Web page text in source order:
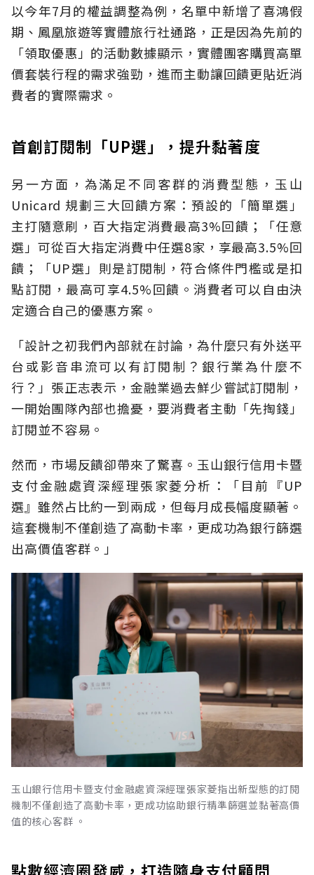
以今年7月的權益調整為例，名單中新增了喜鴻假
期、鳳凰旅遊等實體旅行社通路，正是因為先前的
「領取優惠」的活動數據顯示，實體團客購買高單
價套裝行程的需求強勁，進而主動讓回饋更貼近消
費者的實際需求。
首創訂閱制「UP選」，提升黏著度
另一方面，為滿足不同客群的消費型態，玉山
Unicard 規劃三大回饋方案：預設的「簡單選」
主打隨意刷，百大指定消費最高3%回饋；「任意
選」可從百大指定消費中任選8家，享最高3.5%回
饋；「UP選」則是訂閱制，符合條件門檻或是扣
點訂閱，最高可享4.5%回饋。消費者可以自由決
定適合自己的優惠方案。
「設計之初我們內部就在討論，為什麼只有外送平
台或影音串流可以有訂閱制？銀行業為什麼不
行？」張正志表示，金融業過去鮮少嘗試訂閱制，
一開始團隊內部也擔憂，要消費者主動「先掏錢」
訂閱並不容易。
然而，市場反饋卻帶來了驚喜。玉山銀行信用卡暨
支付金融處資深經理張家菱分析：「目前『UP
選』雖然占比約一到兩成，但每月成長幅度顯著。
這套機制不僅創造了高動卡率，更成功為銀行篩選
出高價值客群。」
玉山銀行信用卡暨支付金融處資深經理張家菱指出新型態的訂閱
機制不僅創造了高動卡率，更成功協助銀行精準篩選並黏著高價
值的核心客群 。
點數經濟圈發威，打造隨身支付顧問